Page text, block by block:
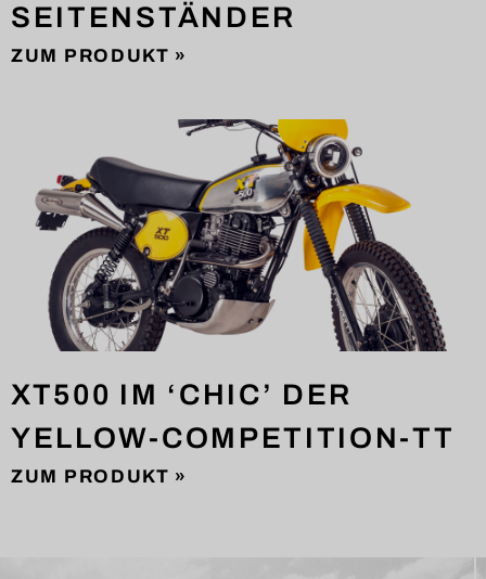
SEITENSTÄNDER
ZUM PRODUKT »
XT500 IM ‘CHIC’ DER
YELLOW-COMPETITION-TT
ZUM PRODUKT »